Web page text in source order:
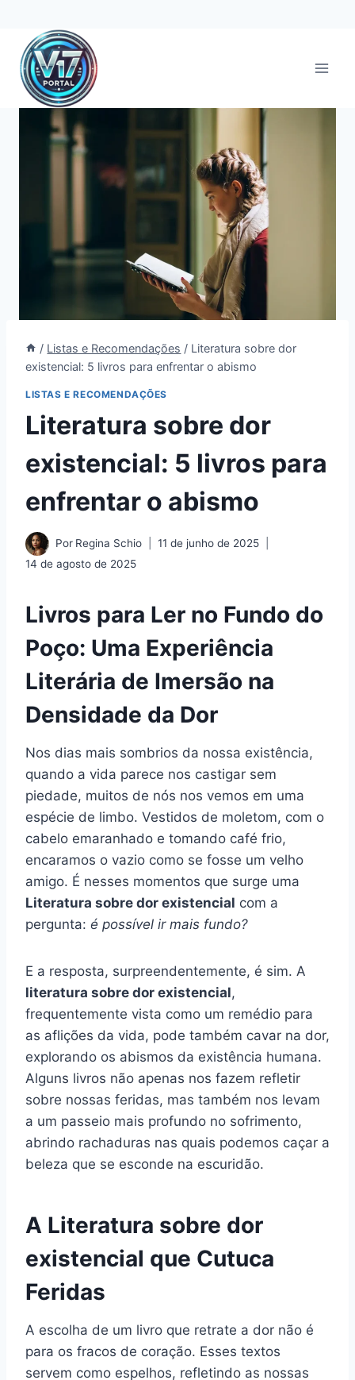
Pular
para
Conteúdo
/ Listas e Recomendações / Literatura sobre dor
existencial: 5 livros para enfrentar o abismo
LISTAS E RECOMENDAÇÕES
Literatura sobre dor
existencial: 5 livros para
enfrentar o abismo
Por Regina Schio
11 de junho de 2025
14 de agosto de 2025
Livros para Ler no Fundo do
Poço: Uma Experiência
Literária de Imersão na
Densidade da Dor
Nos dias mais sombrios da nossa existência,
quando a vida parece nos castigar sem
piedade, muitos de nós nos vemos em uma
espécie de limbo. Vestidos de moletom, com o
cabelo emaranhado e tomando café frio,
encaramos o vazio como se fosse um velho
amigo. É nesses momentos que surge uma
Literatura sobre dor existencial com a
pergunta: é possível ir mais fundo?
E a resposta, surpreendentemente, é sim. A
literatura sobre dor existencial,
frequentemente vista como um remédio para
as aflições da vida, pode também cavar na dor,
explorando os abismos da existência humana.
Alguns livros não apenas nos fazem refletir
sobre nossas feridas, mas também nos levam
a um passeio mais profundo no sofrimento,
abrindo rachaduras nas quais podemos caçar a
beleza que se esconde na escuridão.
A Literatura sobre dor
existencial que Cutuca
Feridas
A escolha de um livro que retrate a dor não é
para os fracos de coração. Esses textos
servem como espelhos, refletindo as nossas